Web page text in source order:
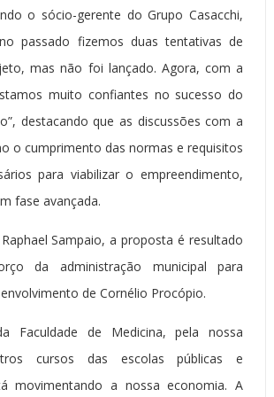
o sócio-gerente do Grupo Casacchi,
passado fizemos duas tentativas de
mas não foi lançado. Agora, com a
muito confiantes no sucesso do
destacando que as discussões com a
o cumprimento das normas e requisitos
para viabilizar o empreendimento,
fase avançada.
Sampaio, a proposta é resultado
da administração municipal para
de Cornélio Procópio.
Faculdade de Medicina, pela nossa
cursos das escolas públicas e
movimentando a nossa economia. A